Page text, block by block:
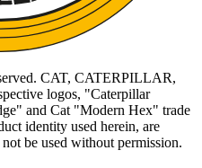
CAT, CATERPILLAR,
logos, "Caterpillar
and Cat "Modern Hex" trade
identity used herein, are
be used without permission.